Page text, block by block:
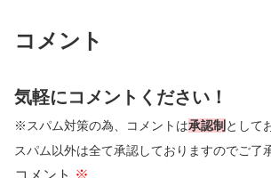
コメント
気軽にコメントください！
※スパム対策の為、コメントは承認制として
スパム以外は全て承認しておりますのでご了
コメント ※